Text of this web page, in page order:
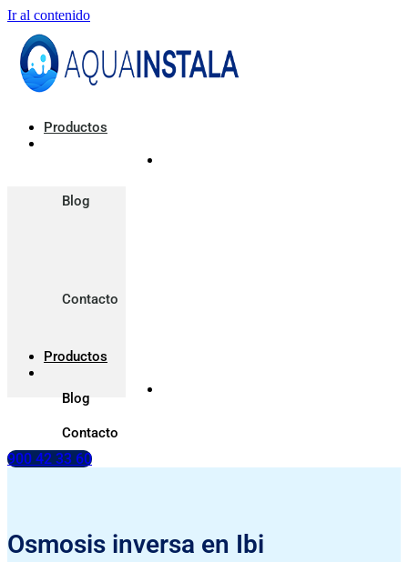
Ir al contenido
Productos
Blog
Contacto
Productos
Blog
Contacto
900 42 33 60
Osmosis inversa en Ibi